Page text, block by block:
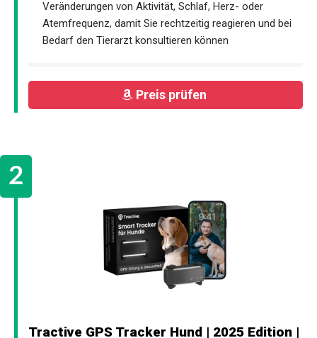
Veränderungen von Aktivität, Schlaf, Herz- oder
Atemfrequenz, damit Sie rechtzeitig reagieren und bei
Bedarf den Tierarzt konsultieren können
Preis prüfen
Tractive GPS Tracker Hund | 2025 Edition |